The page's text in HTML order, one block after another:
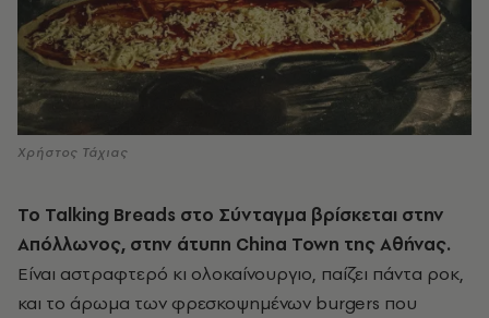
Χρήστος Τάχιας
Το Talking Breads στο Σύνταγμα βρίσκεται στην
Απόλλωνος, στην άτυπη China Town της Αθήνας.
Είναι αστραφτερό κι ολοκαίνουργιο, παίζει πάντα ροκ,
και το άρωμα των φρεσκοψημένων burgers που